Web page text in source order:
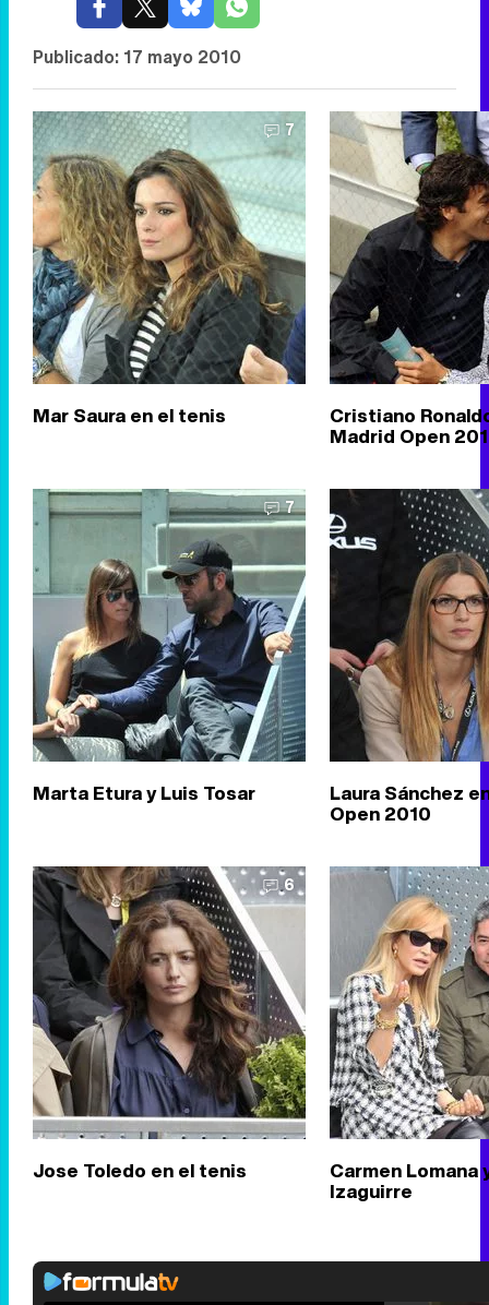
Publicado: 17 mayo 2010
7
Mar Saura en el tenis Cristiano
Madrid Open
7
Marta Etura y Luis Tosar Laura Sánchez
Open 2010
6
Jose Toledo en el tenis Carmen Lomana
Izaguirre